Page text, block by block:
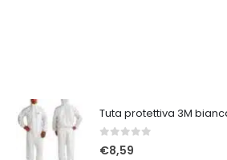
Tuta protettiva 3M
0Su 5
€8,59